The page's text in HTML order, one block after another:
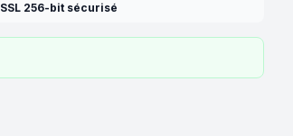
SSL 256-bit sécurisé